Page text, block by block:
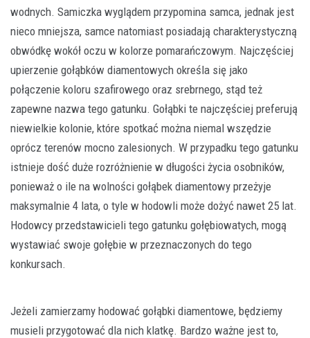
wodnych. Samiczka wyglądem przypomina samca, jednak jest
nieco mniejsza, samce natomiast posiadają charakterystyczną
obwódkę wokół oczu w kolorze pomarańczowym. Najczęściej
upierzenie gołąbków diamentowych określa się jako
połączenie koloru szafirowego oraz srebrnego, stąd też
zapewne nazwa tego gatunku. Gołąbki te najczęściej preferują
niewielkie kolonie, które spotkać można niemal wszędzie
oprócz terenów mocno zalesionych. W przypadku tego gatunku
istnieje dość duże rozróżnienie w długości życia osobników,
ponieważ o ile na wolności gołąbek diamentowy przeżyje
maksymalnie 4 lata, o tyle w hodowli może dożyć nawet 25 lat.
Hodowcy przedstawicieli tego gatunku gołębiowatych, mogą
wystawiać swoje gołębie w przeznaczonych do tego
konkursach.
Jeżeli zamierzamy hodować gołąbki diamentowe, będziemy
musieli przygotować dla nich klatkę. Bardzo ważne jest to,